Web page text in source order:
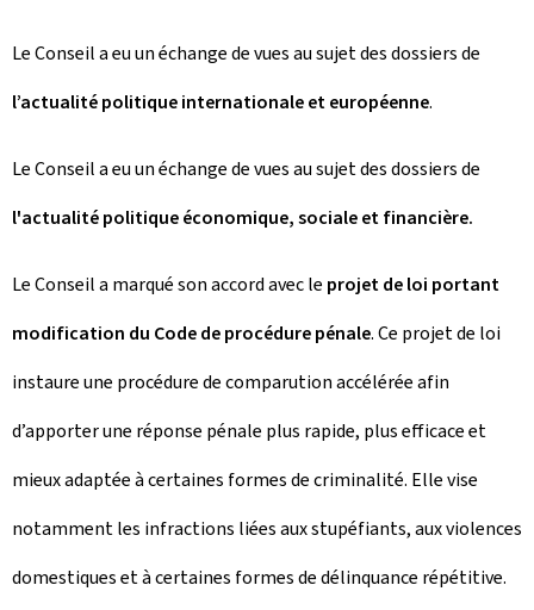
Le Conseil a eu un échange de vues au sujet des dossiers de
l’actualité politique internationale et européenne.
Le Conseil a eu un échange de vues au sujet des dossiers de
l'actualité politique économique, sociale et financière.
Le Conseil a marqué son accord avec le projet de loi portant
modification du Code de procédure pénale. Ce projet de loi
instaure une procédure de comparution accélérée afin
d’apporter une réponse pénale plus rapide, plus efficace et
mieux adaptée à certaines formes de criminalité. Elle vise
notamment les infractions liées aux stupéfiants, aux violences
domestiques et à certaines formes de délinquance répétitive.